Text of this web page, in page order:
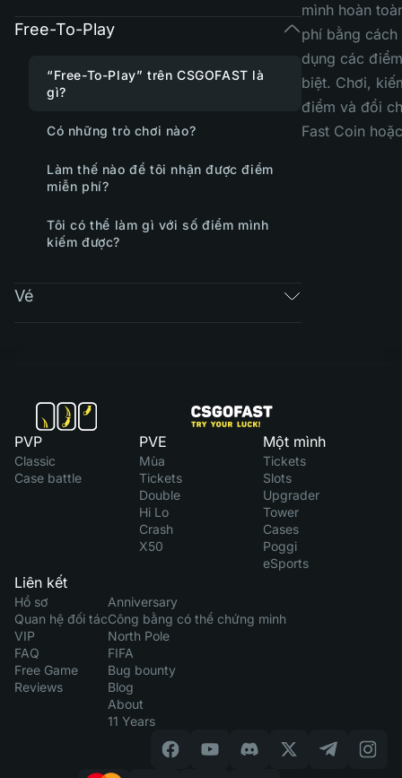
Free-To-Play
“Free-To-Play” trên CSGOFAST là
gì?
Có những trò chơi nào?
Làm thế nào để tôi nhận được điểm
miễn phí?
Tôi có thể làm gì với số điểm mình
kiếm được?
Vé
mình hoàn
phí bằng cách
dụng các
biệt. Chơi,
điểm và đổi
Fast Coin
PVP
Classic
Case battle
PVE
Mùa
Tickets
Double
Hi Lo
Crash
X50
Một mình
Tickets
Slots
Upgrader
Tower
Cases
Poggi
eSports
Liên kết
Hồ sơ
Quan hệ đối tác
VIP
FAQ
Free Game
Reviews
Anniversary
Công bằng có thể chứng minh
North Pole
FIFA
Bug bounty
Blog
About
11 Years